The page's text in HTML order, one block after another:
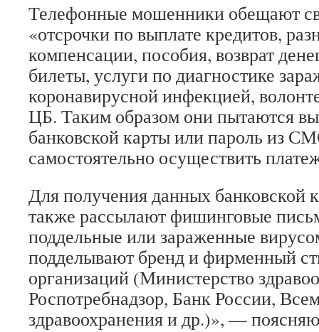
Телефонные мошенники обещают
«отсрочки по выплате кредитов,
компенсации, пособия, возврат
билеты, услуги по диагностике
коронавирусной инфекцией,
ЦБ. Таким образом они пытаются
банковской карты или пароль из
самостоятельно осуществить
Для получения данных банковской
также рассылают фишинговые
поддельные или зараженные
подделывают бренд и фирменный
организаций (Министерство
Роспотребнадзор, Банк России,
здравоохранения и др.)», —